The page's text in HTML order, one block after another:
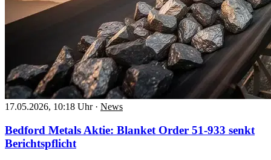
17.05.2026, 10:18 Uhr · News
Bedford Metals Aktie: Blanket Order 51-933 senkt
Berichtspflicht